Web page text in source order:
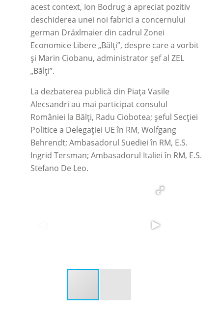
acest context, Ion Bodrug a apreciat pozitiv
deschiderea unei noi fabrici a concernului
german Dräxlmaier din cadrul Zonei
Economice Libere „Bălți”, despre care a vorbit
și Marin Ciobanu, administrator șef al ZEL
„Bălți”.
La dezbaterea publică din Piața Vasile
Alecsandri au mai participat consulul
României la Bălți, Radu Ciobotea; șeful Secției
Politice a Delegației UE în RM, Wolfgang
Behrendt; Ambasadorul Suediei în RM, E.S.
Ingrid Tersman; Ambasadorul Italiei în RM, E.S.
Stefano De Leo.